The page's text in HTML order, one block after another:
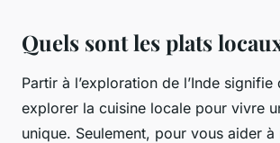
Quels sont les plats
Partir à l’exploration de l’Inde signifie
explorer la cuisine locale pour vivre
unique. Seulement, pour vous aider à